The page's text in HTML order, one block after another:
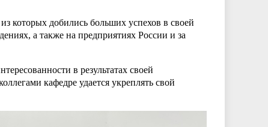
которых добились больших успехов в своей
а также на предприятиях России и за
в результатах своей
кафедре удается укреплять свой